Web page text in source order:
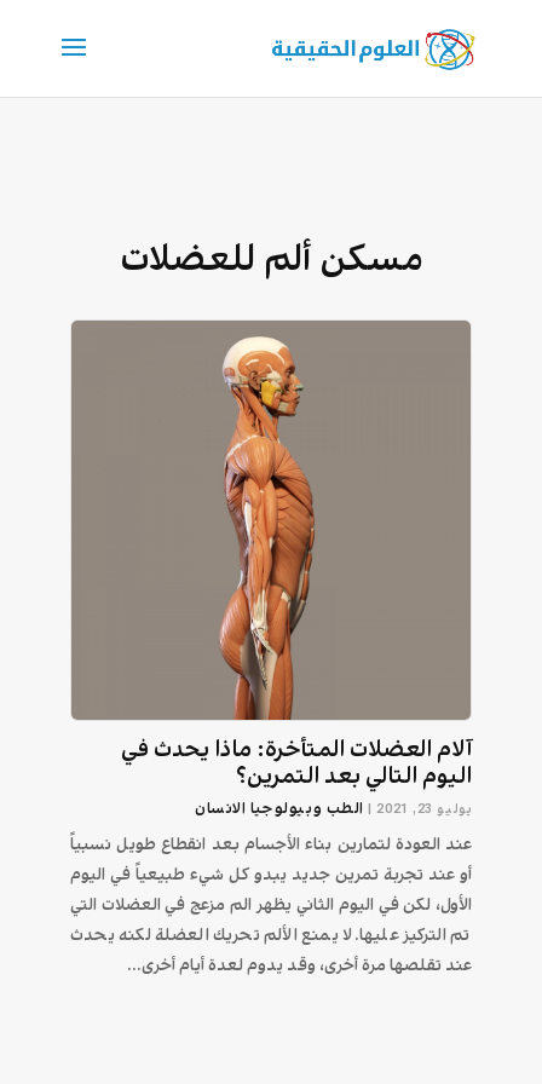
مسكن ألم للعضلات
آلام العضلات المتأخرة: ماذا يحدث في
اليوم التالي بعد التمرين؟
يوليو 23, 2021 | الطب وبيولوجيا الانسان
عند العودة لتمارين بناء الأجسام بعد انقطاع طويل نسبياً
أو عند تجربة تمرين جديد يبدو كل شيء طبيعياً في اليوم
الأول، لكن في اليوم الثاني يظهر الم مزعج في العضلات التي
تم التركيز عليها. لا يمنع الألم تحريك العضلة لكنه يحدث
عند تقلصها مرة أخرى، وقد يدوم لعدة أيام أخرى...